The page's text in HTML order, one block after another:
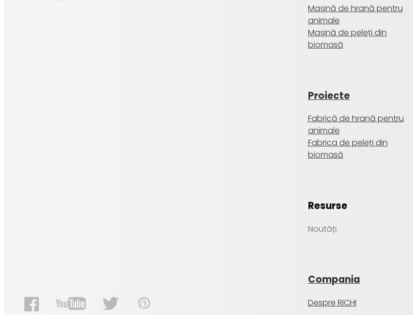
Mașină de hrană pentru
animale
Mașină de peleți din
biomasă
Proiecte
Fabrică de hrană pentru
animale
Fabrica de peleți din
biomasă
Resurse
Noutăți
Compania
Despre RICHI